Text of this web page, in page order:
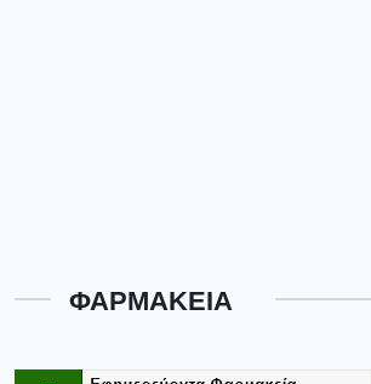
ΦΑΡΜΑΚΕΙΑ